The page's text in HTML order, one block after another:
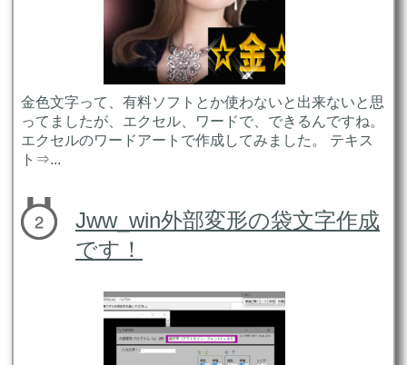
金色文字って、有料ソフトとか使わないと出来ないと思
ってましたが、エクセル、ワードで、できるんですね。
エクセルのワードアートで作成してみました。 テキス
ト⇒...
Jww_win外部変形の袋文字作成
です！